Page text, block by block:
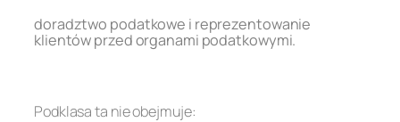
doradztwo podatkowe i reprezentowanie
klientów przed organami podatkowymi.
Podklasa ta nie obejmuje: